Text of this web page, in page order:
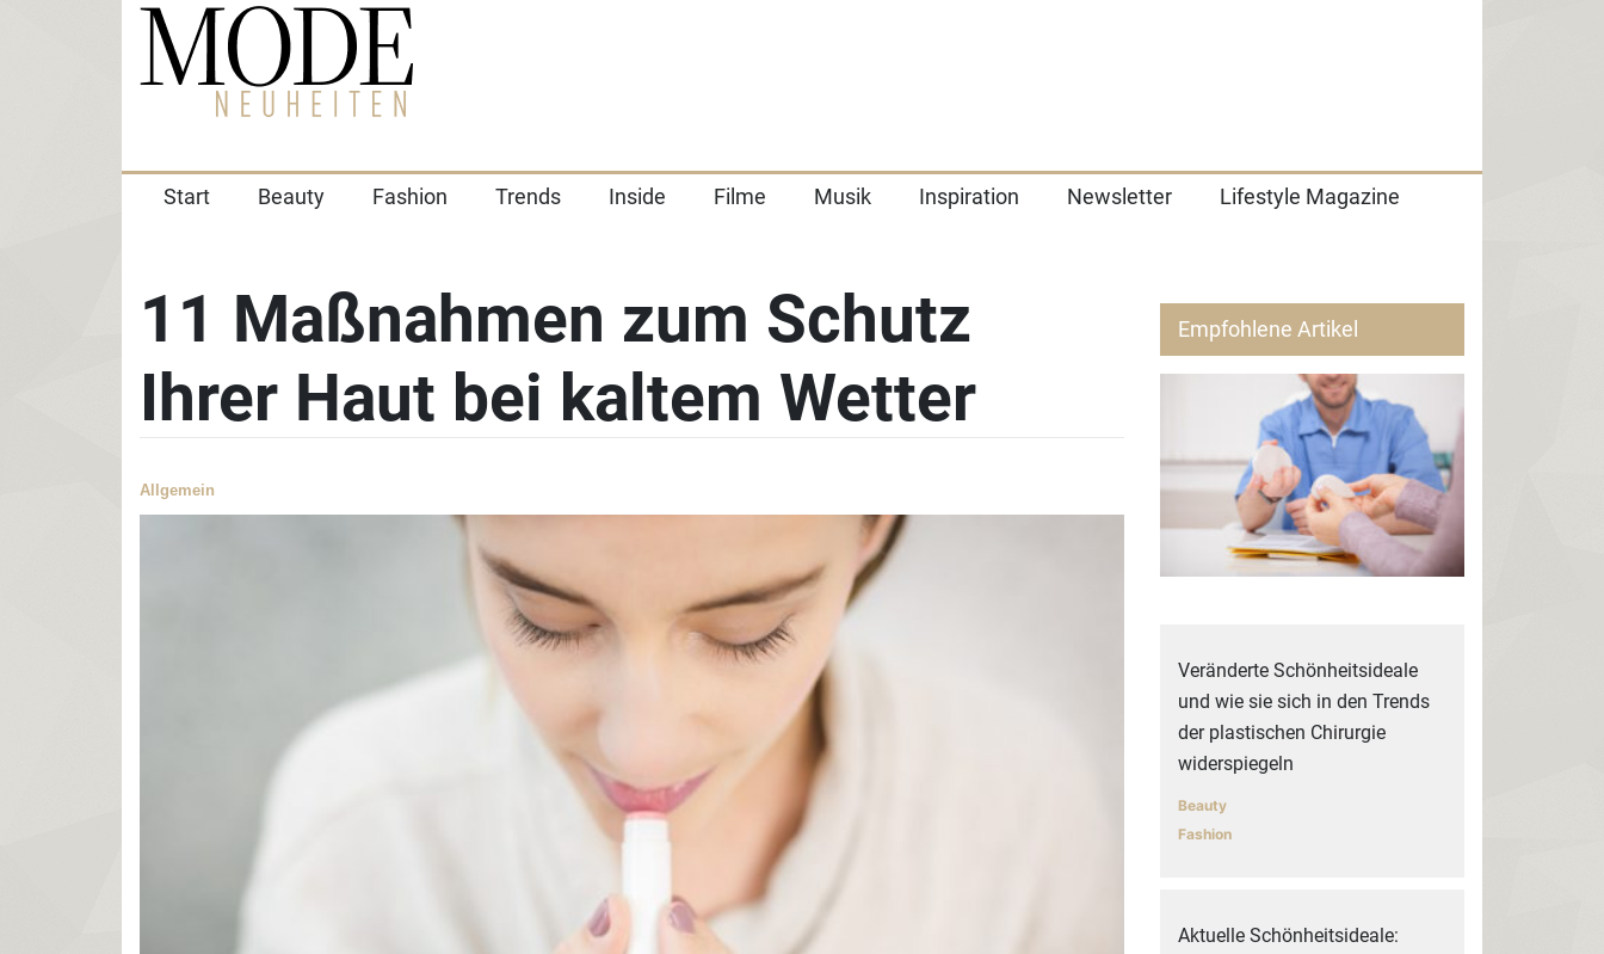
Start Beauty Fashion Trends Inside Filme Musik Inspiration Newsletter Lifestyle Magazine
11 Maßnahmen zum Schutz
Ihrer Haut bei kaltem Wetter
Allgemein
Empfohlene Artikel
Veränderte Schönheitsideale
und wie sie sich in den Trends
der plastischen Chirurgie
widerspiegeln
Beauty
Fashion
Aktuelle Schönheitsideale: